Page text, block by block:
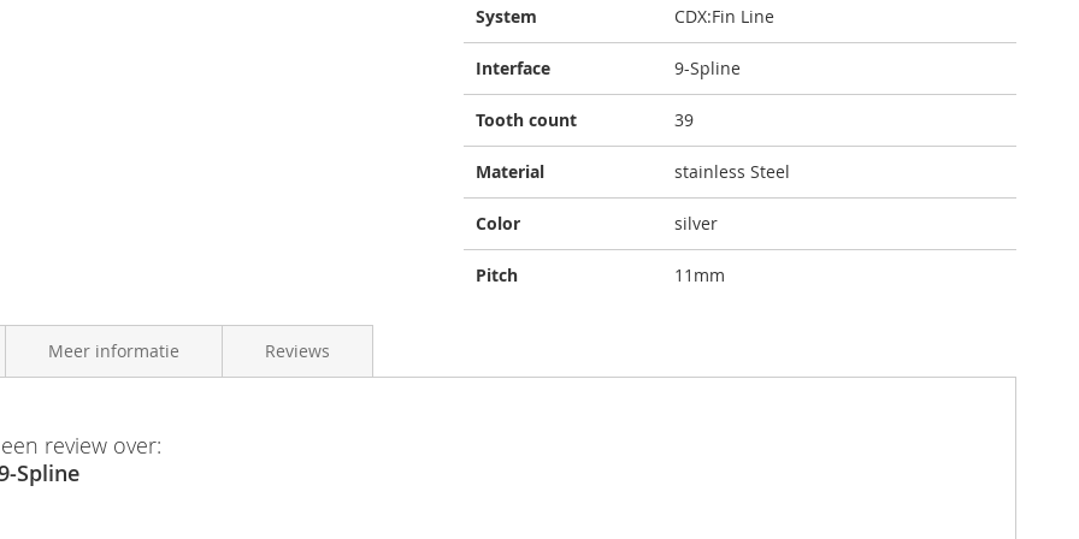
System CDX:Fin Line
Interface 9-Spline
Tooth count 39
Material stainless Steel
Color silver
Pitch 11mm
"CDX Rear Sprocket, 39T, 9-Spline"
dimensions see PDF.
Meer informatie
4262428338271
Gates
Reviews
review over:
Spline